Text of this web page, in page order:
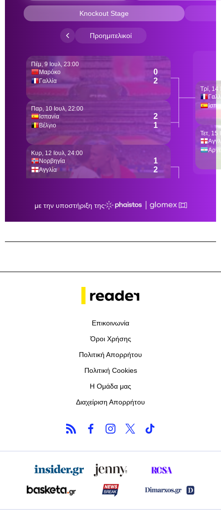
Επικοινωνία
Όροι Χρήσης
Πολιτική Απορρήτου
Πολιτική Cookies
Η Ομάδα μας
Διαχείριση Απορρήτου